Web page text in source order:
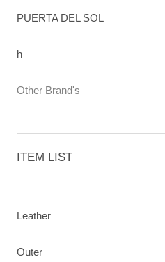
PUERTA DEL SOL
h
Other Brand's
ITEM LIST
Leather
Outer